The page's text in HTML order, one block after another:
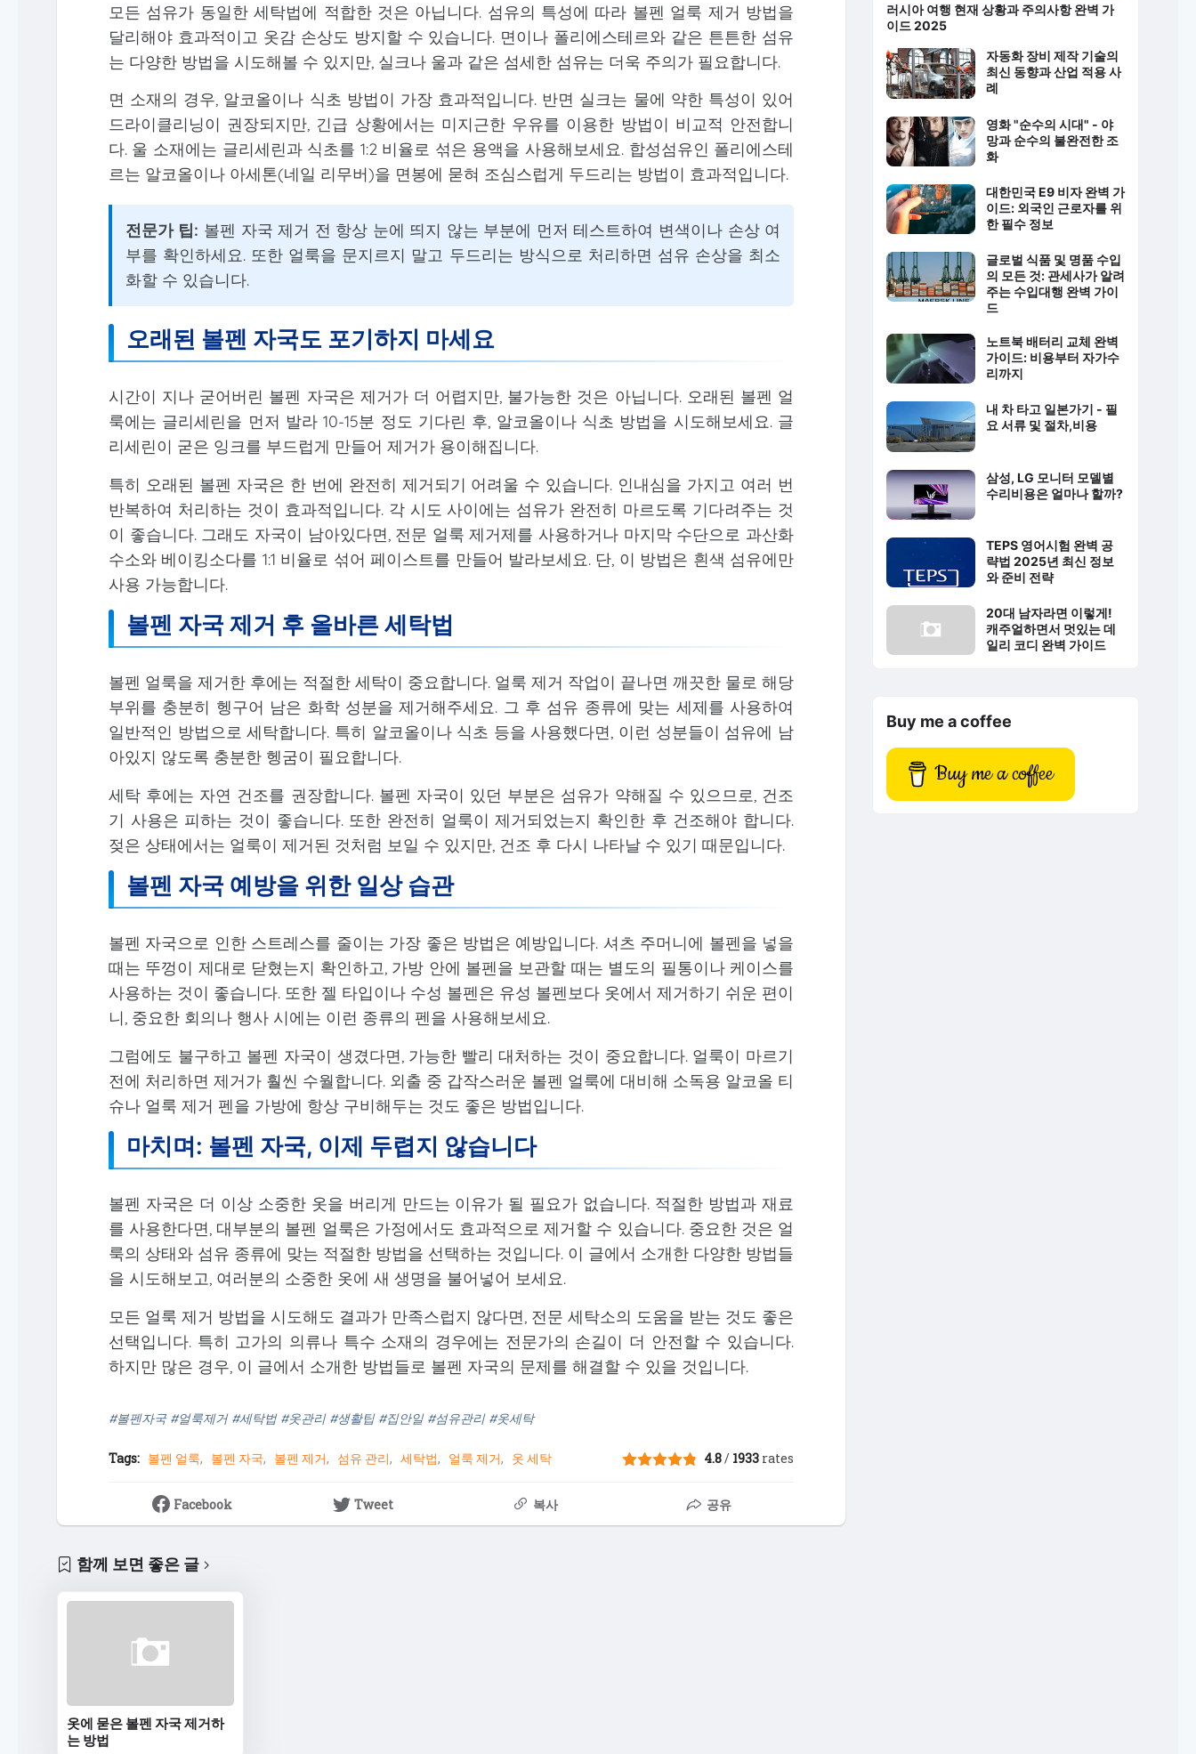
모든 섬유가 동일한 세탁법에 적합한 것은 아닙니다. 섬유의 특성에 따라 볼펜 얼룩 제거 방법을
달리해야 효과적이고 옷감 손상도 방지할 수 있습니다. 면이나 폴리에스테르와 같은 튼튼한 섬유
는 다양한 방법을 시도해볼 수 있지만, 실크나 울과 같은 섬세한 섬유는 더욱 주의가 필요합니다.
면 소재의 경우, 알코올이나 식초 방법이 가장 효과적입니다. 반면 실크는 물에 약한 특성이 있어
드라이클리닝이 권장되지만, 긴급 상황에서는 미지근한 우유를 이용한 방법이 비교적 안전합니
다. 울 소재에는 글리세린과 식초를 1:2 비율로 섞은 용액을 사용해보세요. 합성섬유인 폴리에스테
르는 알코올이나 아세톤(네일 리무버)을 면봉에 묻혀 조심스럽게 두드리는 방법이 효과적입니다.
전문가 팁: 볼펜 자국 제거 전 항상 눈에 띄지 않는 부분에 먼저 테스트하여 변색이나 손상 여
부를 확인하세요. 또한 얼룩을 문지르지 말고 두드리는 방식으로 처리하면 섬유 손상을 최소
화할 수 있습니다.
오래된 볼펜 자국도 포기하지 마세요
시간이 지나 굳어버린 볼펜 자국은 제거가 더 어렵지만, 불가능한 것은 아닙니다. 오래된 볼펜 얼
룩에는 글리세린을 먼저 발라 10-15분 정도 기다린 후, 알코올이나 식초 방법을 시도해보세요. 글
리세린이 굳은 잉크를 부드럽게 만들어 제거가 용이해집니다.
특히 오래된 볼펜 자국은 한 번에 완전히 제거되기 어려울 수 있습니다. 인내심을 가지고 여러 번
반복하여 처리하는 것이 효과적입니다. 각 시도 사이에는 섬유가 완전히 마르도록 기다려주는 것
이 좋습니다. 그래도 자국이 남아있다면, 전문 얼룩 제거제를 사용하거나 마지막 수단으로 과산화
수소와 베이킹소다를 1:1 비율로 섞어 페이스트를 만들어 발라보세요. 단, 이 방법은 흰색 섬유에만
사용 가능합니다.
볼펜 자국 제거 후 올바른 세탁법
볼펜 얼룩을 제거한 후에는 적절한 세탁이 중요합니다. 얼룩 제거 작업이 끝나면 깨끗한 물로 해당
부위를 충분히 헹구어 남은 화학 성분을 제거해주세요. 그 후 섬유 종류에 맞는 세제를 사용하여
일반적인 방법으로 세탁합니다. 특히 알코올이나 식초 등을 사용했다면, 이런 성분들이 섬유에 남
아있지 않도록 충분한 헹굼이 필요합니다.
세탁 후에는 자연 건조를 권장합니다. 볼펜 자국이 있던 부분은 섬유가 약해질 수 있으므로, 건조
기 사용은 피하는 것이 좋습니다. 또한 완전히 얼룩이 제거되었는지 확인한 후 건조해야 합니다.
젖은 상태에서는 얼룩이 제거된 것처럼 보일 수 있지만, 건조 후 다시 나타날 수 있기 때문입니다.
볼펜 자국 예방을 위한 일상 습관
볼펜 자국으로 인한 스트레스를 줄이는 가장 좋은 방법은 예방입니다. 셔츠 주머니에 볼펜을 넣을
때는 뚜껑이 제대로 닫혔는지 확인하고, 가방 안에 볼펜을 보관할 때는 별도의 필통이나 케이스를
사용하는 것이 좋습니다. 또한 젤 타입이나 수성 볼펜은 유성 볼펜보다 옷에서 제거하기 쉬운 편이
니, 중요한 회의나 행사 시에는 이런 종류의 펜을 사용해보세요.
그럼에도 불구하고 볼펜 자국이 생겼다면, 가능한 빨리 대처하는 것이 중요합니다. 얼룩이 마르기
전에 처리하면 제거가 훨씬 수월합니다. 외출 중 갑작스러운 볼펜 얼룩에 대비해 소독용 알코올 티
슈나 얼룩 제거 펜을 가방에 항상 구비해두는 것도 좋은 방법입니다.
마치며: 볼펜 자국, 이제 두렵지 않습니다
볼펜 자국은 더 이상 소중한 옷을 버리게 만드는 이유가 될 필요가 없습니다. 적절한 방법과 재료
를 사용한다면, 대부분의 볼펜 얼룩은 가정에서도 효과적으로 제거할 수 있습니다. 중요한 것은 얼
룩의 상태와 섬유 종류에 맞는 적절한 방법을 선택하는 것입니다. 이 글에서 소개한 다양한 방법들
을 시도해보고, 여러분의 소중한 옷에 새 생명을 불어넣어 보세요.
모든 얼룩 제거 방법을 시도해도 결과가 만족스럽지 않다면, 전문 세탁소의 도움을 받는 것도 좋은
선택입니다. 특히 고가의 의류나 특수 소재의 경우에는 전문가의 손길이 더 안전할 수 있습니다.
하지만 많은 경우, 이 글에서 소개한 방법들로 볼펜 자국의 문제를 해결할 수 있을 것입니다.
#볼펜자국 #얼룩제거 #세탁법 #옷관리 #생활팁 #집안일 #섬유관리 #옷세탁
Tags: 볼펜 얼룩 볼펜 자국 볼펜 제거 섬유 관리 세탁법 얼룩 제거 옷 세탁 4.8/ 1933 rates
Facebook Tweet 복사 공유
함께 보면 좋은 글
옷에 묻은 볼펜 자국 제거하
는 방법
러시아 여행 현재 상황과 주의사항 완벽 가
이드 2025
자동화 장비 제작 기술의
최신 동향과 산업 적용 사
례
영화 "순수의 시대" - 야
망과 순수의 불완전한 조
화
대한민국 E9 비자 완벽 가
이드: 외국인 근로자를 위
한 필수 정보
글로벌 식품 및 명품 수입
의 모든 것: 관세사가 알려
주는 수입대행 완벽 가이
드
노트북 배터리 교체 완벽
가이드: 비용부터 자가수
리까지
내 차 타고 일본가기 - 필
요 서류 및 절차,비용
삼성, LG 모니터 모델별
수리비용은 얼마나 할까?
TEPS 영어시험 완벽 공
략법 2025년 최신 정보
와 준비 전략
20대 남자라면 이렇게!
캐주얼하면서 멋있는 데
일리 코디 완벽 가이드
Buy me a coffee
Buy me a coffee